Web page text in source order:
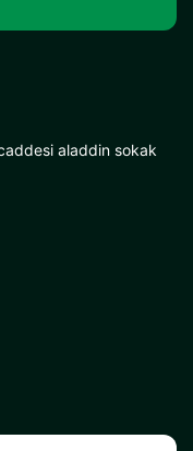
aladdin sokak